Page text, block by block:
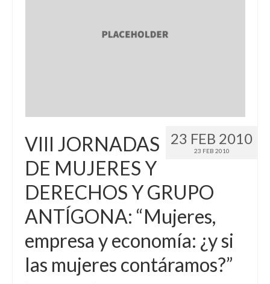
23 FEB 2010
23 FEB 2010
VIII JORNADAS
DE MUJERES Y
DERECHOS Y GRUPO
ANTÍGONA: “Mujeres,
empresa y economía: ¿y si
las mujeres contáramos?”